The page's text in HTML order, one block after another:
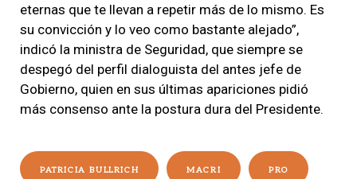
eternas que te llevan a repetir más de lo mismo. Es
su convicción y lo veo como bastante alejado”,
indicó la ministra de Seguridad, que siempre se
despegó del perfil dialoguista del antes jefe de
Gobierno, quien en sus últimas apariciones pidió
más consenso ante la postura dura del Presidente.
PATRICIA BULLRICH MACRI PRO